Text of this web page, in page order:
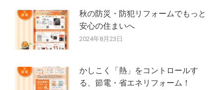
秋の防災・防犯リフォームでもっと
安心の住まいへ
2024年8月23日
かしこく「熱」をコントロールす
る、節電・省エネリフォーム！